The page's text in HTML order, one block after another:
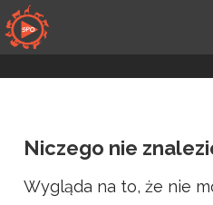
Przejdź
do
zawartości
Niczego nie
Wygląda na to, że nie